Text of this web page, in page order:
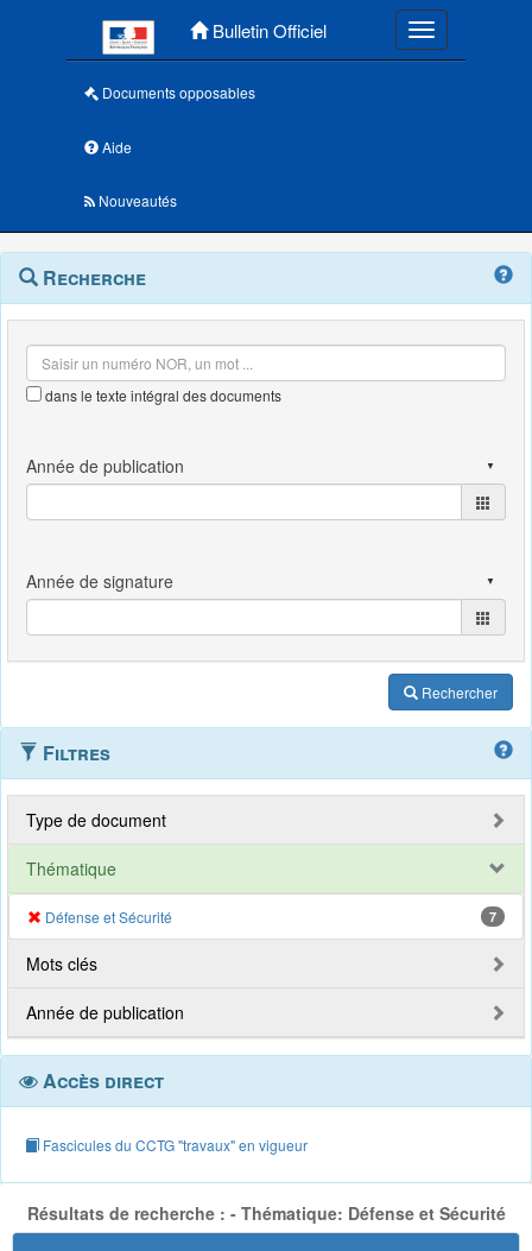
Bulletin Officiel Toggle
Documents opposables
Aide
Nouveautés
Navigation
outils
Menu
contextuel
Recherche
dans le texte intégral des documents
Rechercher
Filtres
Type de document
Thématique
Défense et Sécurité 7
Mots clés
Année de publication
Accès direct
Fascicules du CCTG "travaux" en vigueur
Résultats de recherche : - Thématique: Défense et Sécurité